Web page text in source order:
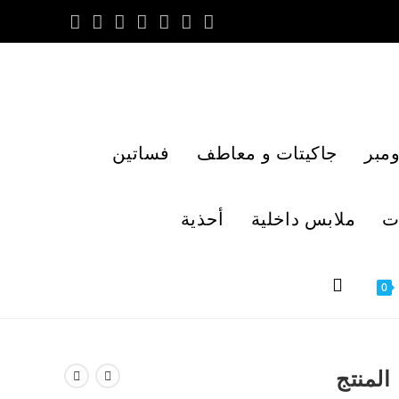
جاكيتات و معاطف فساتين
ملابس داخلية أحذية
0
المنتج